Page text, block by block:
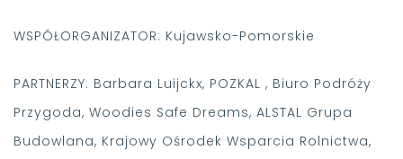
WSPÓŁORGANIZATOR: Kujawsko-Pomorskie
PARTNERZY: Barbara Luijckx, POZKAL , Biuro Podróży
Przygoda, Woodies Safe Dreams, ALSTAL Grupa
Budowlana, Krajowy Ośrodek Wsparcia Rolnictwa,